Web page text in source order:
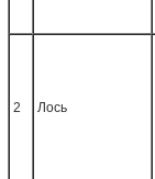
2 Лось